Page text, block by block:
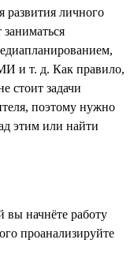
развития личного
и т. д. Как правило,
стоит задачи
поэтому нужно
этим или найти
вы начнёте работу
проанализируйте